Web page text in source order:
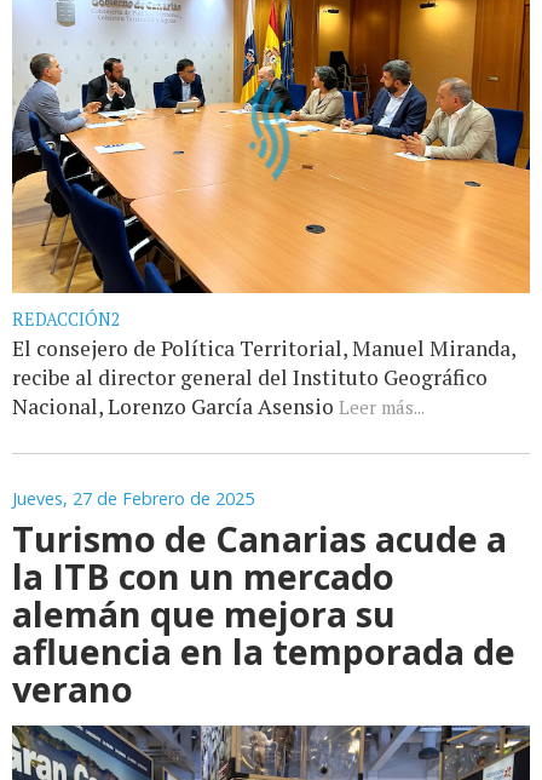
REDACCIÓN2
El consejero de Política Territorial, Manuel Miranda,
recibe al director general del Instituto Geográfico
Nacional, Lorenzo García Asensio Leer más...
Jueves, 27 de Febrero de 2025
Turismo de Canarias acude a
la ITB con un mercado
alemán que mejora su
afluencia en la temporada de
verano